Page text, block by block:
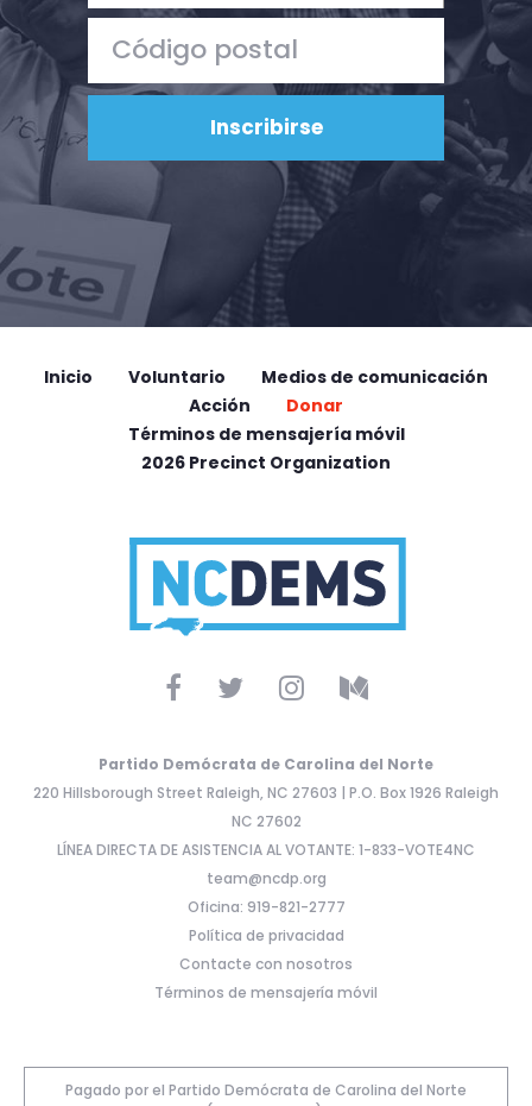
Inicio Voluntario
Medios de comunicación
Acción
Donar
Términos de mensajería móvil
2026 Precinct Organization
Partido Demócrata de Carolina del Norte
220 Hillsborough Street Raleigh, NC 27603 | P.O. Box 1926 Raleigh
NC 27602
LÍNEA DIRECTA DE ASISTENCIA AL VOTANTE: 1-833-VOTE4NC
team@ncdp.org
Oficina: 919-821-2777
Política de privacidad
Contacte con nosotros
Términos de mensajería móvil
Pagado por el Partido Demócrata de Carolina del Norte